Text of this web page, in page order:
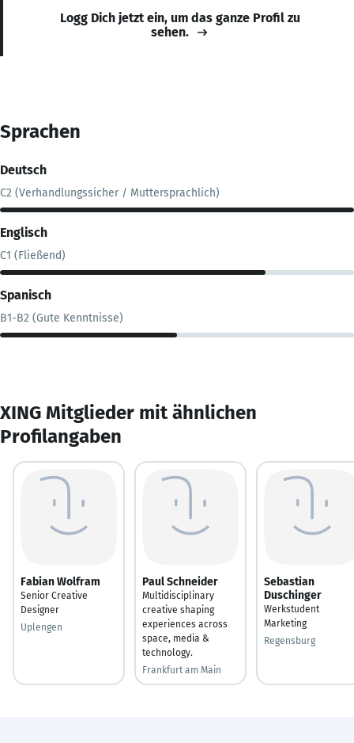
Logg Dich jetzt ein, um das ganze Profil zu
sehen.
Sprachen
Deutsch
C2 (Verhandlungssicher / Muttersprachlich)
Englisch
C1 (Fließend)
Spanisch
B1-B2 (Gute Kenntnisse)
XING Mitglieder mit ähnlichen
Profilangaben
Fabian Wolfram
Senior Creative
Designer
Uplengen
Paul Schneider
Multidisciplinary
creative shaping
experiences across
space, media &
technology.
Frankfurt am Main
Sebastian
Duschinger
Werkstudent
Marketing
Regensburg